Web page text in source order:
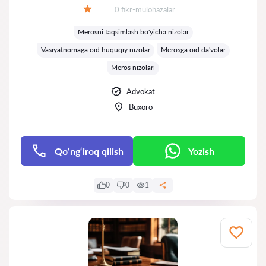
Fikrlar:
0 fikr-mulohazalar
Merosni taqsimlash bo'yicha nizolar
Vasiyatnomaga oid huquqiy nizolar
Merosga oid da'volar
Meros nizolari
Advokat
Buxoro
Qo‘ng‘iroq qilish Yozish
0 0 1